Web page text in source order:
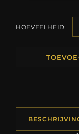
HOEVEELHEID